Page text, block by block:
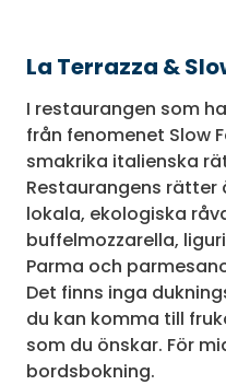
La Terrazza &
I restaurangen som
från fenomenet Slow
smakrika italienska
Restaurangens
lokala, ekologiska
buffelmozzarella,
Parma och
Det finns inga
du kan komma till
som du önskar. För
bordsbokning.